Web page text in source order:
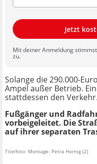
Jetzt
Mit deiner Anmeldung
zu.
Solange die 290.000-
Ampel außer Betrieb.
stattdessen den Verkehr.
Fußgänger und
vorbeigeleitet. Die
auf ihrer separaten
Titelfoto: Montage: Petra Hornig (2)